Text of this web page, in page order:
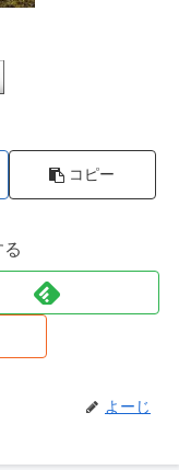
コピー
よーじ